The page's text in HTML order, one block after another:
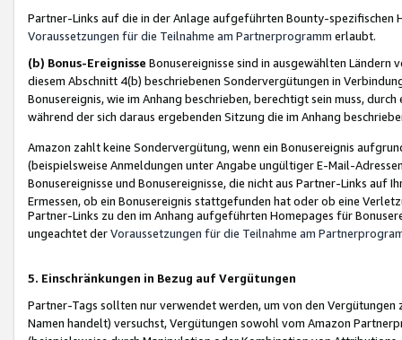
Partner-Links auf die in der Anlage aufgeführten Bounty-spezifischen
Voraussetzungen für die Teilnahme am Partnerprogramm erlaubt.
(b) Bonus-Ereignisse Bonusereignisse sind in ausgewählten Ländern
diesem Abschnitt 4(b) beschriebenen Sondervergütungen in
Bonusereignis, wie im Anhang beschrieben, berechtigt sein muss,
während der sich daraus ergebenden Sitzung die im Anhang
Amazon zahlt keine Sondervergütung, wenn ein Bonusereignis
(beispielsweise Anmeldungen unter Angabe ungültiger E-Mail-
Bonusereignisse und Bonusereignisse, die nicht aus Partner-Links auf
Ermessen, ob ein Bonusereignis stattgefunden hat oder ob eine
Partner-Links zu den im Anhang aufgeführten Homepages für
ungeachtet derVoraussetzungen für die Teilnahme am
5. Einschränkungen in Bezug auf Vergütungen
Partner-Tags sollten nur verwendet werden, um von den
Namen handelt) versuchst, Vergütungen sowohl vom Amazon